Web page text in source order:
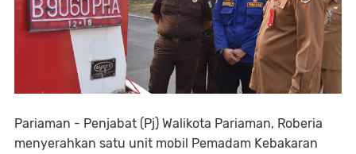
Pariaman - Penjabat (Pj) Walikota Pariaman, Roberia
menyerahkan satu unit mobil Pemadam Kebakaran